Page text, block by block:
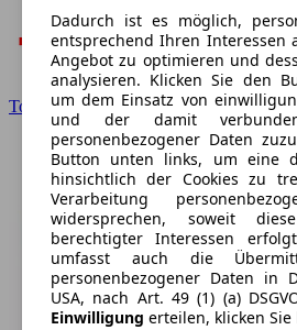
Toyota
Dadurch ist es möglich,
entsprechend Ihren Interessen
Angebot zu optimieren und
analysieren. Klicken Sie den
um dem Einsatz von
und der damit
personenbezogener Daten
Button unten links, um eine
hinsichtlich der Cookies zu
Verarbeitung
widersprechen, soweit
berechtigter Interessen
umfasst auch die
personenbezogener Daten in
USA, nach Art. 49 (1) (a)
Einwilligung erteilen, klicken